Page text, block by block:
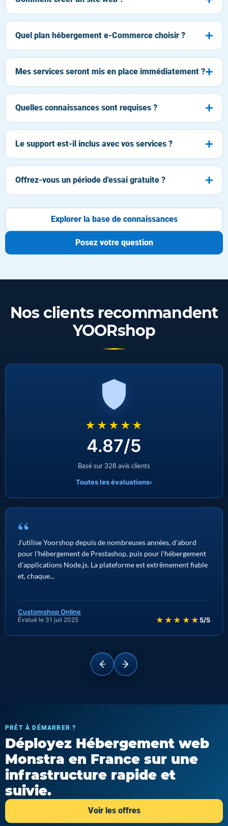
Quel plan hébergement e-Commerce choisir ?
Mes services seront mis en place immédiatement ?
Quelles connaissances sont requises ?
Le support est-il inclus avec vos services ?
Offrez-vous un période d'essai gratuite ?
Explorer la base de connaissances
Posez votre question
Nos clients recommandent
YOORshop
★★★★★
4.87/5
Basé sur 328 avis clients
Toutes les évaluations›
“
J'utilise Yoorshop depuis de nombreuses années, d'abord
pour l'hébergement de Prestashop, puis pour l'hébergement
d'applications Node.js. La plateforme est extrêmement fiable
et, chaque...
Customshop Online
Évalué le 31 juil 2025 ★★★★★ 5/5
PRÊT À DÉMARRER ?
Déployez Hébergement web
Monstra en France sur une
infrastructure rapide et
suivie.
Voir les offres